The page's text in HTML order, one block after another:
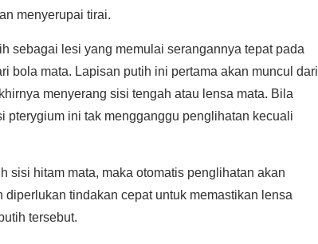
menyerupai tirai.
sebagai lesi yang memulai serangannya tepat pada
bola mata. Lapisan putih ini pertama akan muncul dari
menyerang sisi tengah atau lensa mata. Bila
pterygium ini tak mengganggu penglihatan kecuali
sisi hitam mata, maka otomatis penglihatan akan
tindakan cepat untuk memastikan lensa
tersebut.